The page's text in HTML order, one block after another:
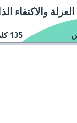
العزلة والاكتفاء
135